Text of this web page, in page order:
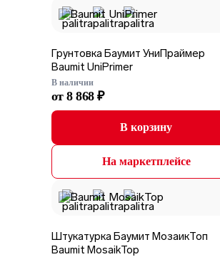
Грунтовка Баумит УниПраймер
Baumit UniPrimer
В наличии
от 8 868 ₽
В корзину
На маркетплейсе
Штукатурка Баумит МозаикТоп
Baumit MosaikTop